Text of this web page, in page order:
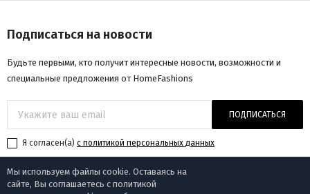
Подписаться на новости
Будьте первыми, кто получит интересные новости, возможности и
специальные предложения от HomeFashions
ПОДПИСАТЬСЯ
Я согласен(a) с политикой персональных данных
Мы используем файлы cookie. Оставаясь на
сайте, Вы соглашаетесь с политикой